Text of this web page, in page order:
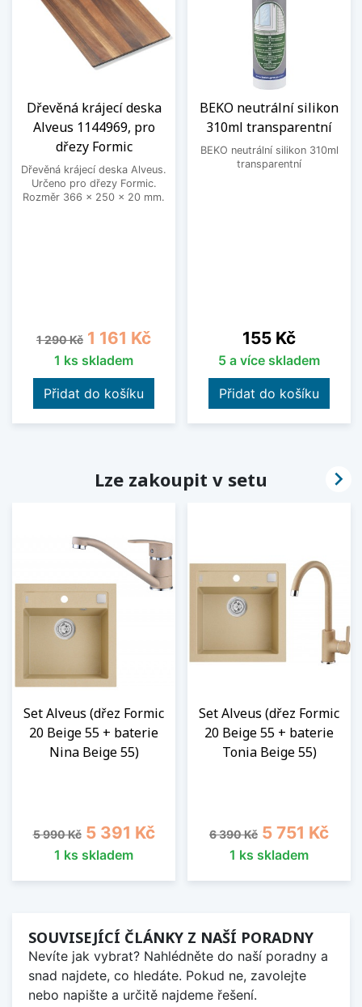
Dřevěná krájecí deska
Alveus 1144969, pro
dřezy Formic
Dřevěná krájecí deska Alveus.
Určeno pro dřezy Formic.
Rozměr 366 x 250 x 20 mm.
Běžná cena
1 290 Kč Cena
1 161 Kč
1 ks skladem
Přidat do košíku
BEKO neutrální silikon
310ml transparentní
BEKO neutrální silikon 310ml
transparentní
Cena
155 Kč
5 a více skladem
Přidat do košíku
Lze zakoupit v setu
Set Alveus (dřez Formic
20 Beige 55 + baterie
Nina Beige 55)
Běžná cena
5 990 Kč Cena
5 391 Kč
1 ks skladem
Set Alveus (dřez Formic
20 Beige 55 + baterie
Tonia Beige 55)
Běžná cena
6 390 Kč Cena
5 751 Kč
1 ks skladem

SOUVISEJÍCÍ ČLÁNKY Z NAŠÍ PORADNY
Nevíte jak vybrat? Nahlédněte do naší poradny a
snad najdete, co hledáte. Pokud ne, zavolejte
nebo napište a určitě najdeme řešení.